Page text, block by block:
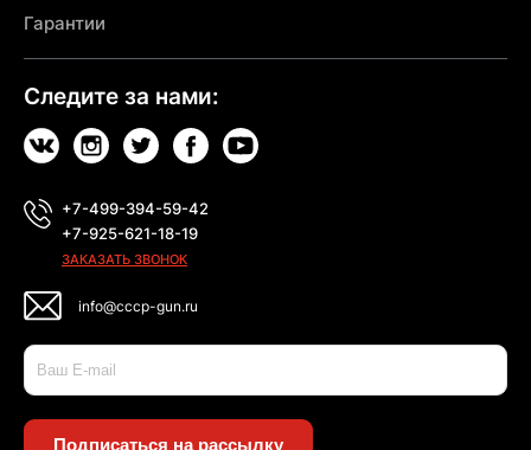
Гарантии
Следите за нами:
+7-499-394-59-42
+7-925-621-18-19
ЗАКАЗАТЬ ЗВОНОК
info@cccp-gun.ru
Подписаться на рассылку